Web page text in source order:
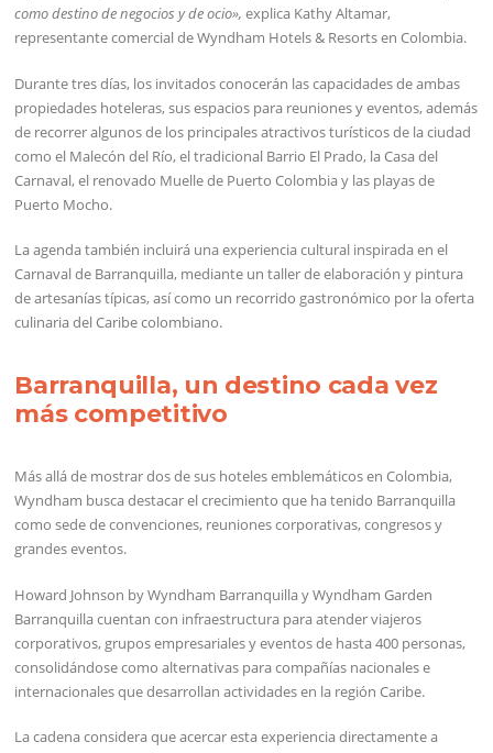
como destino de negocios y de ocio», explica Kathy Altamar,
representante comercial de Wyndham Hotels & Resorts en Colombia.
Durante tres días, los invitados conocerán las capacidades de ambas
propiedades hoteleras, sus espacios para reuniones y eventos, además
de recorrer algunos de los principales atractivos turísticos de la ciudad
como el Malecón del Río, el tradicional Barrio El Prado, la Casa del
Carnaval, el renovado Muelle de Puerto Colombia y las playas de
Puerto Mocho.
La agenda también incluirá una experiencia cultural inspirada en el
Carnaval de Barranquilla, mediante un taller de elaboración y pintura
de artesanías típicas, así como un recorrido gastronómico por la oferta
culinaria del Caribe colombiano.
Barranquilla, un destino cada vez
más competitivo
Más allá de mostrar dos de sus hoteles emblemáticos en Colombia,
Wyndham busca destacar el crecimiento que ha tenido Barranquilla
como sede de convenciones, reuniones corporativas, congresos y
grandes eventos.
Howard Johnson by Wyndham Barranquilla y Wyndham Garden
Barranquilla cuentan con infraestructura para atender viajeros
corporativos, grupos empresariales y eventos de hasta 400 personas,
consolidándose como alternativas para compañías nacionales e
internacionales que desarrollan actividades en la región Caribe.
La cadena considera que acercar esta experiencia directamente a